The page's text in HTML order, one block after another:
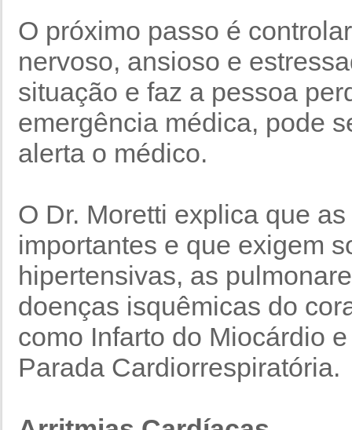
O próximo passo é
nervoso, ansioso e
situação e faz a pessoa
emergência médica, pode
alerta o médico.
O Dr. Moretti explica que
importantes e que exigem
hipertensivas, as
doenças isquêmicas do
como Infarto do Miocárdio
Parada Cardiorrespiratória.